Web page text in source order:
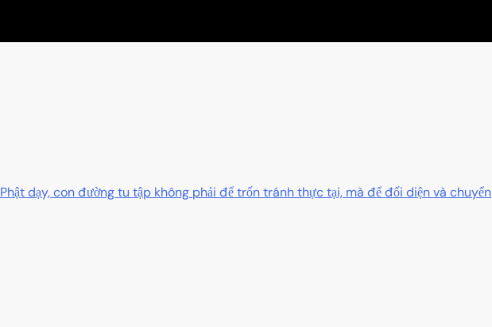
Phật dạy, con đường tu tập không phải để trốn tránh thực tại, mà để đối diện và chuyển